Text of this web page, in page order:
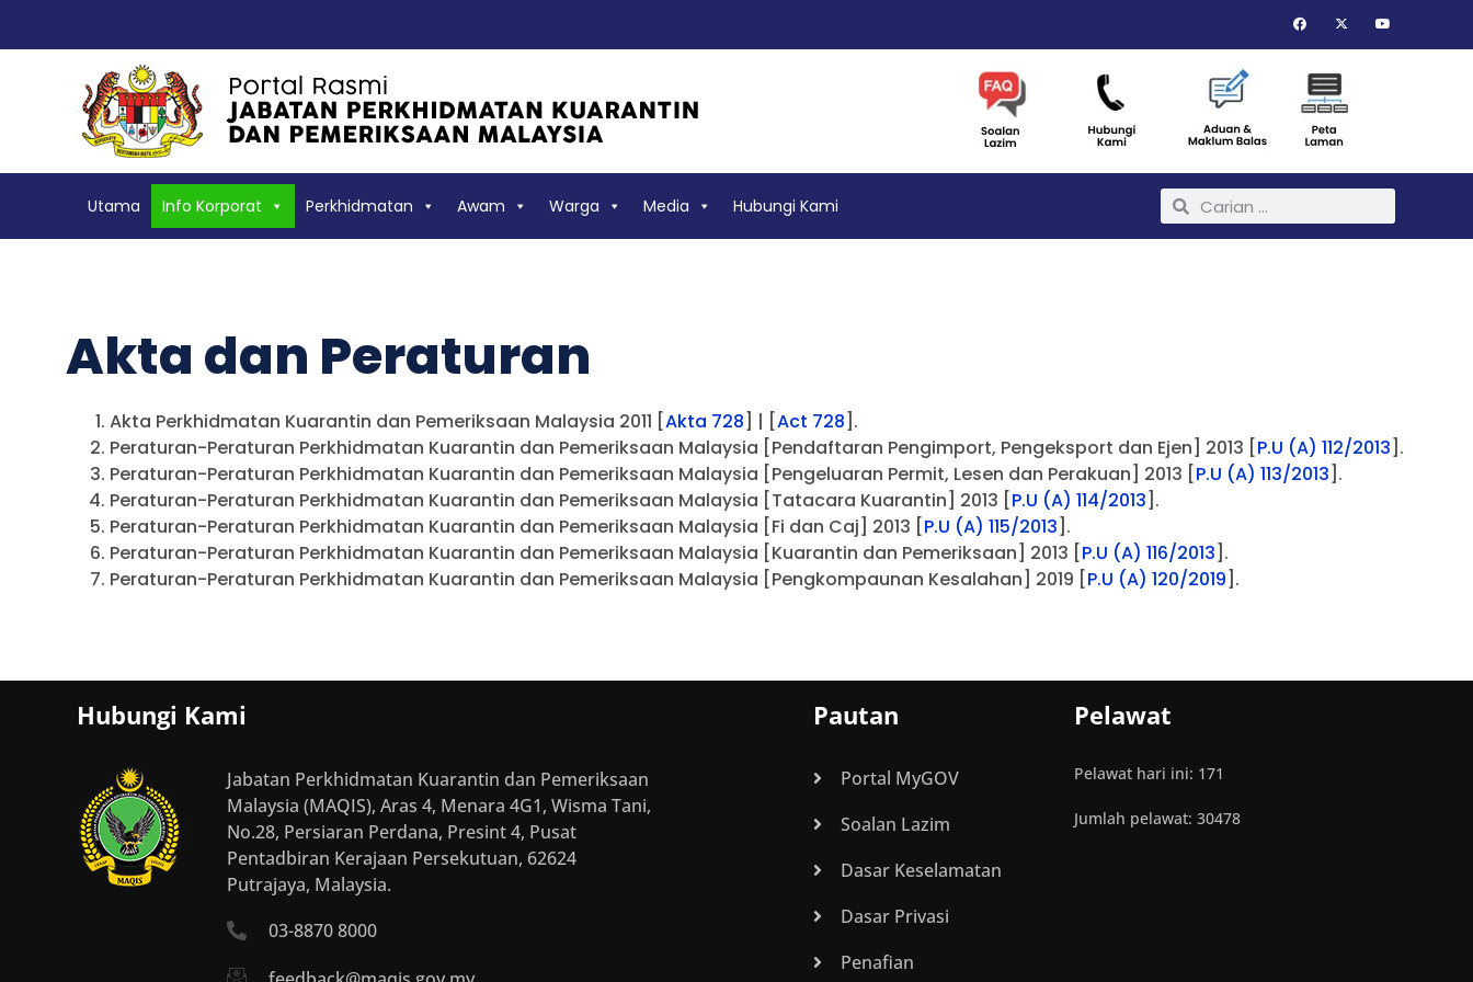
Utama Info Korporat Perkhidmatan Awam Warga Media Hubungi Kami
Akta dan Peraturan
Akta Perkhidmatan Kuarantin dan Pemeriksaan Malaysia 2011 [Akta 728] | [Act 728].
Peraturan-Peraturan Perkhidmatan Kuarantin dan Pemeriksaan Malaysia [Pendaftaran Pengimport, Pengeksport dan Ejen] 2013 [P.U (A) 112/2013].
Peraturan-Peraturan Perkhidmatan Kuarantin dan Pemeriksaan Malaysia [Pengeluaran Permit, Lesen dan Perakuan] 2013 [P.U (A) 113/2013].
Peraturan-Peraturan Perkhidmatan Kuarantin dan Pemeriksaan Malaysia [Tatacara Kuarantin] 2013 [P.U (A) 114/2013].
Peraturan-Peraturan Perkhidmatan Kuarantin dan Pemeriksaan Malaysia [Fi dan Caj] 2013 [P.U (A) 115/2013].
Peraturan-Peraturan Perkhidmatan Kuarantin dan Pemeriksaan Malaysia [Kuarantin dan Pemeriksaan] 2013 [P.U (A) 116/2013].
Peraturan-Peraturan Perkhidmatan Kuarantin dan Pemeriksaan Malaysia [Pengkompaunan Kesalahan] 2019 [P.U (A) 120/2019].
Hubungi Kami
Jabatan Perkhidmatan Kuarantin dan Pemeriksaan
Malaysia (MAQIS), Aras 4, Menara 4G1, Wisma Tani,
No.28, Persiaran Perdana, Presint 4, Pusat
Pentadbiran Kerajaan Persekutuan, 62624
Putrajaya, Malaysia.
03-8870 8000
Pautan
Portal MyGOV
Soalan Lazim
Dasar Keselamatan
Dasar Privasi
Penafian
Pelawat
Pelawat hari ini: 171
Jumlah pelawat: 30478